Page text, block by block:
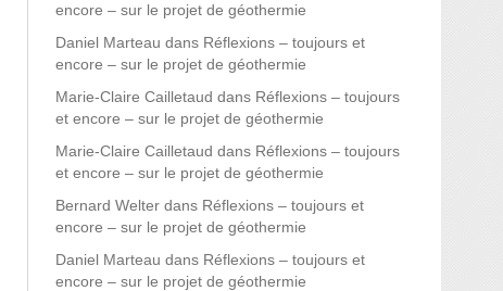
encore – sur le projet de géothermie
Daniel Marteau dans Réflexions – toujours et
encore – sur le projet de géothermie
Marie-Claire Cailletaud dans Réflexions – toujours
et encore – sur le projet de géothermie
Marie-Claire Cailletaud dans Réflexions – toujours
et encore – sur le projet de géothermie
Bernard Welter dans Réflexions – toujours et
encore – sur le projet de géothermie
Daniel Marteau dans Réflexions – toujours et
encore – sur le projet de géothermie